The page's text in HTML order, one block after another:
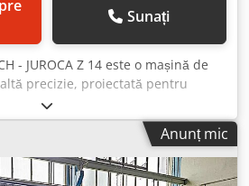
Sunați
- JUROCA Z 14 este o mașină de
precizie, proiectată pentru
Capacitate: 14 poziții de
8 mecanice; 1 poziție pentru
cursă masă 20 mm; domeniu de
șurub 75/35/42 mm; turație ax
35 buc/min. Date tehnice:
Anunț mic